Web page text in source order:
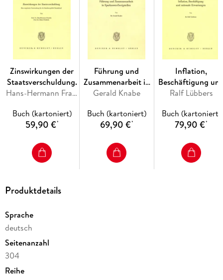
Zinswirkungen der
Staatsverschuldung.
Hans-Hermann Francke, Dieter Friedrich
Buch (kartoniert)
59,90 €*
Führung und
Zusammenarbeit in
Sparkassen-
Gerald Knabe
Buch (kartoniert)
69,90 €*
Inflation,
Beschäftigung
rationale
Ralf Lübbers
Buch (kartoniert)
79,90 €*
Produktdetails
Sprache
deutsch
Seitenanzahl
304
Reihe